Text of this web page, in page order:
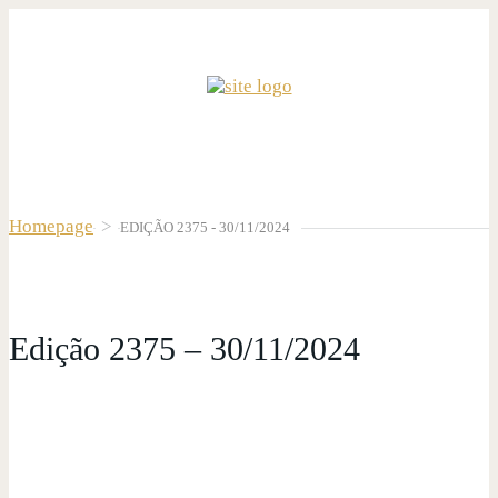
Homepage > EDIÇÃO 2375 - 30/11/2024
Edição 2375 – 30/11/2024